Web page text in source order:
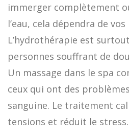
immerger complètement
l’eau, cela dépendra de
L’hydrothérapie est
personnes souffrant de
Un massage dans le spa
ceux qui ont des
sanguine. Le traitement
tensions et réduit le stress.